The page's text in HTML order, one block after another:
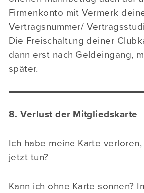
Firmenkonto mit Vermerk
Vertragsnummer/
Die Freischaltung deiner
dann erst nach Geldeingang,
später.
8. Verlust der Mitgliedskarte
Ich habe meine Karte verloren,
jetzt tun?
Kann ich ohne Karte sonnen?